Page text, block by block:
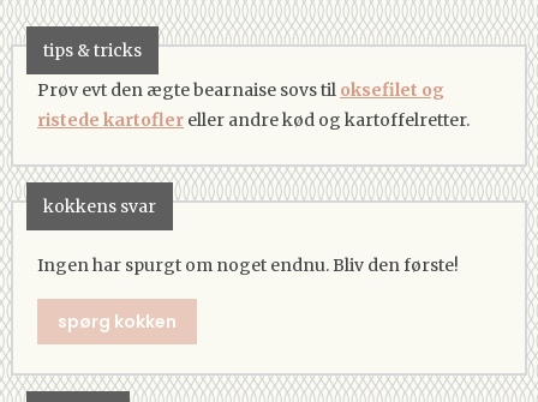
tips & tricks
Prøv evt den ægte bearnaise sovs til oksefilet og
ristede kartofler eller andre kød og kartoffelretter.
kokkens svar
Ingen har spurgt om noget endnu. Bliv den første!
spørg kokken